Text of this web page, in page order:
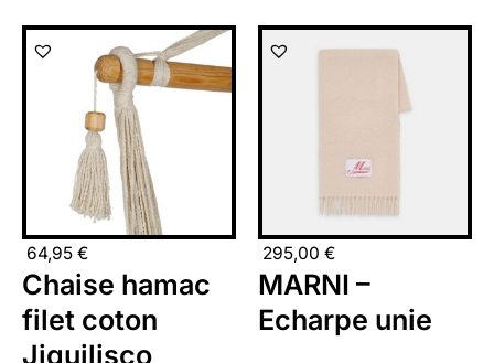
64,95 €
Chaise hamac
filet coton
Jiquilisco
295,00 €
MARNI –
Echarpe unie